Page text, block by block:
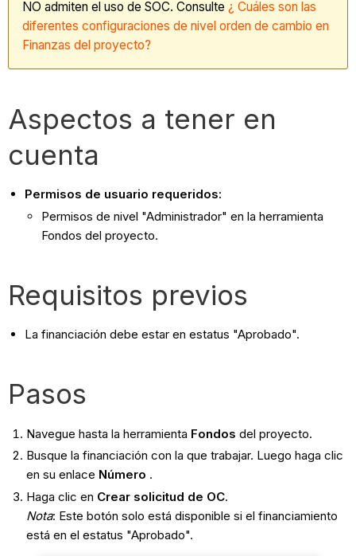
NO admiten el uso de SOC. Consulte¿ Cuáles son las
diferentes configuraciones de nivel orden de cambio en
Finanzas del proyecto?
Aspectos a tener en
cuenta
Permisos de usuario requeridos:
Permisos de nivel "Administrador" en la herramienta
Fondos del proyecto.
Requisitos previos
La financiación debe estar en estatus "Aprobado".
Pasos
Navegue hasta la herramienta Fondos del proyecto.
Busque la financiación con la que trabajar. Luego haga clic
en su enlace Número .
Haga clic en Crear solicitud de OC.
Nota: Este botón solo está disponible si el financiamiento
está en el estatus "Aprobado".